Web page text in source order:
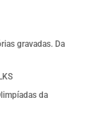
gravadas. Da
da